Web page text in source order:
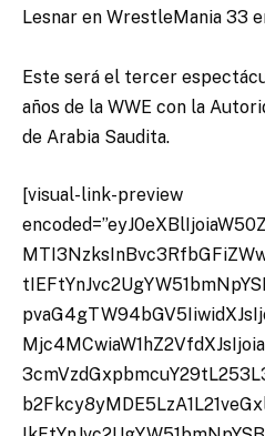
Lesnar en WrestleMania 33
Este será el tercer
años de la WWE con la
de Arabia Saudita.
[visual-link-preview